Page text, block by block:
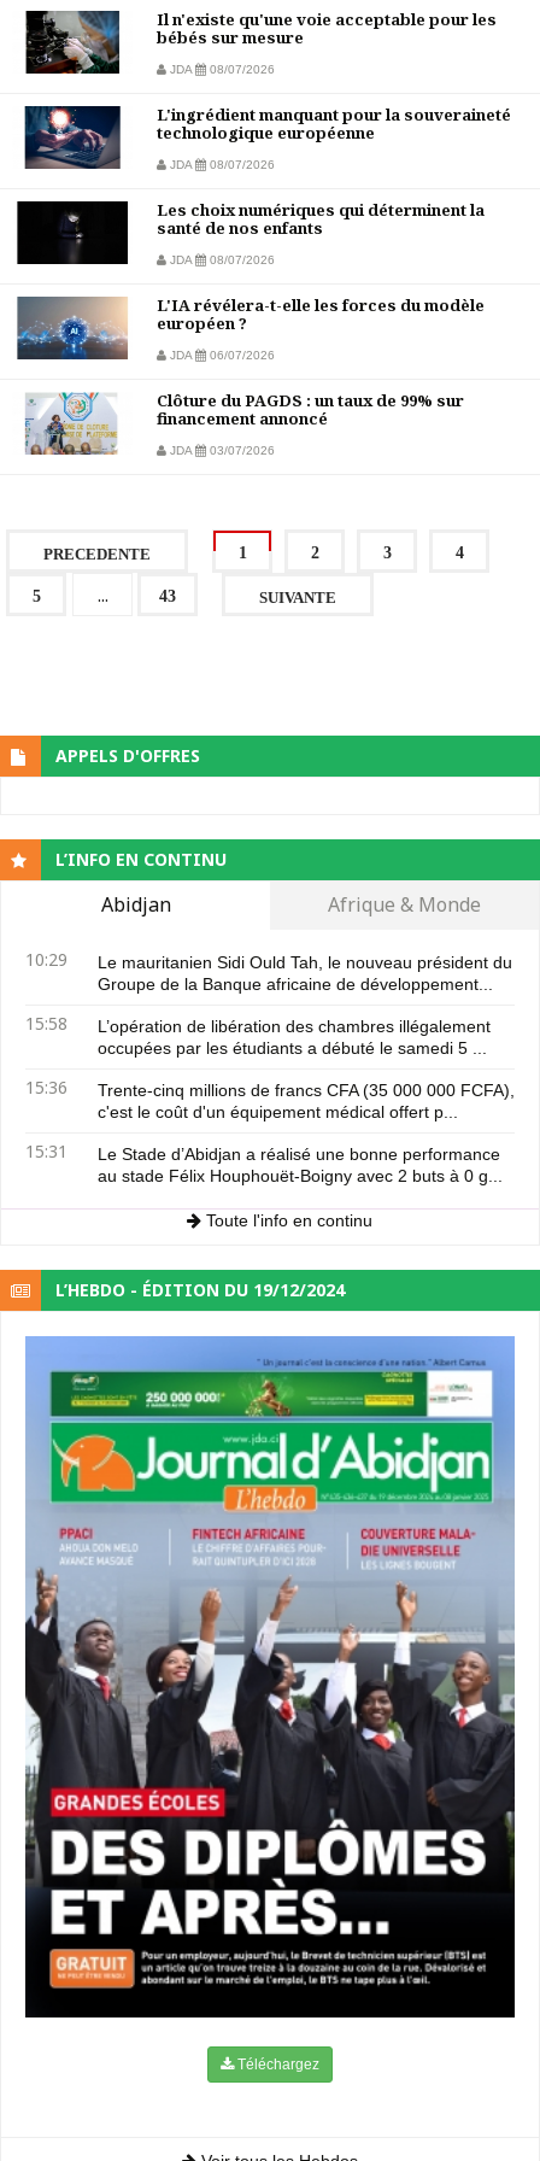
Il n'existe qu'une voie acceptable pour les
bébés sur mesure
JDA 08/07/2026
L'ingrédient manquant pour la souveraineté
technologique européenne
JDA 08/07/2026
Les choix numériques qui déterminent la
santé de nos enfants
JDA 08/07/2026
L'IA révélera-t-elle les forces du modèle
européen ?
JDA 06/07/2026
Clôture du PAGDS : un taux de 99% sur
financement annoncé
JDA 03/07/2026
PRECEDENTE 1 2 3 4
5 ... 43 SUIVANTE
APPELS D'OFFRES
L’INFO EN CONTINU
Abidjan Afrique & Monde
10:29
Le mauritanien Sidi Ould Tah, le nouveau président du
Groupe de la Banque africaine de développement...
15:58
L’opération de libération des chambres illégalement
occupées par les étudiants a débuté le samedi 5 ...
15:36
Trente-cinq millions de francs CFA (35 000 000 FCFA),
c'est le coût d'un équipement médical offert p...
15:31
Le Stade d’Abidjan a réalisé une bonne performance
au stade Félix Houphouët-Boigny avec 2 buts à 0 g...
Toute l'info en continu
L’HEBDO - ÉDITION DU 19/12/2024
Téléchargez